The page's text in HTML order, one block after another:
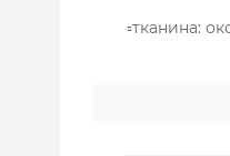
▫️тканина: